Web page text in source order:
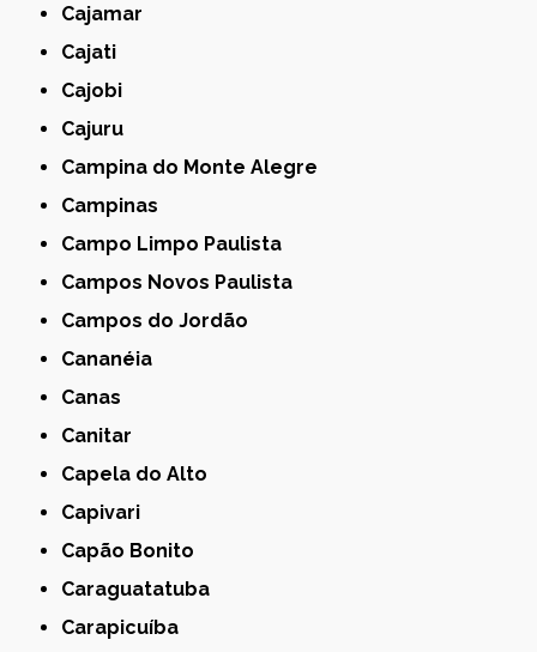
Cajamar
Cajati
Cajobi
Cajuru
Campina do Monte Alegre
Campinas
Campo Limpo Paulista
Campos Novos Paulista
Campos do Jordão
Cananéia
Canas
Canitar
Capela do Alto
Capivari
Capão Bonito
Caraguatatuba
Carapicuíba